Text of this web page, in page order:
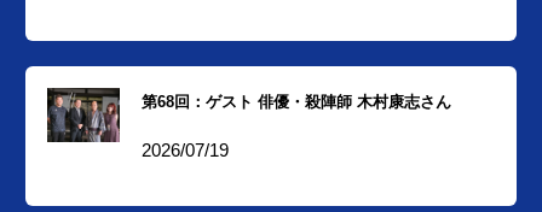
第68回：ゲスト 俳優・殺陣師 木村康志さん
2026/07/19